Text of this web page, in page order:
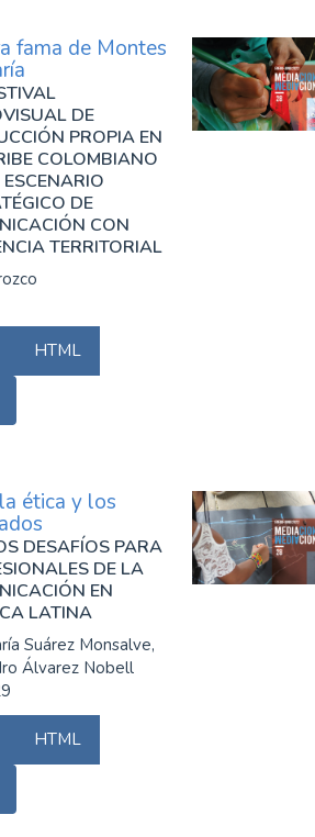
fama de Montes
DE
PROPIA EN
COLOMBIANO
DE
CON
TERRITORIAL
HTML
ética y los
DESAFÍOS PARA
DE LA
EN
LATINA
Suárez Monsalve,
Álvarez Nobell
HTML